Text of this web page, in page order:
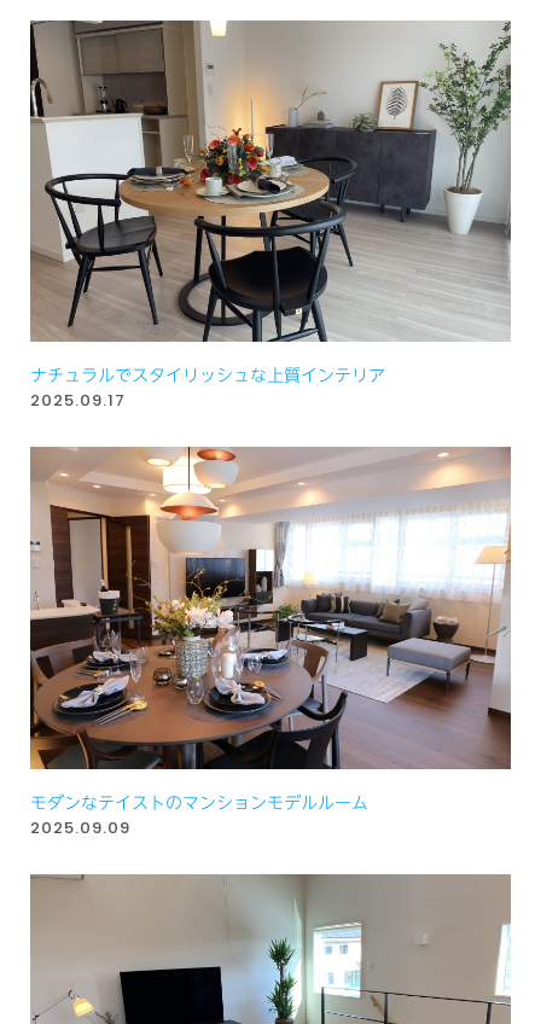
ナチュラルでスタイリッシュな上質インテリア
2025.09.17
モダンなテイストのマンションモデルルーム
2025.09.09